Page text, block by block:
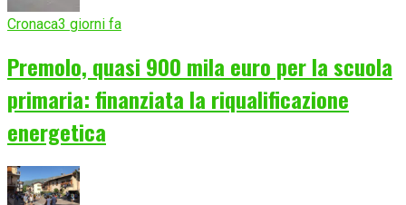
Cronaca3 giorni fa
Premolo, quasi 900 mila euro per la scuola
primaria: finanziata la riqualificazione
energetica